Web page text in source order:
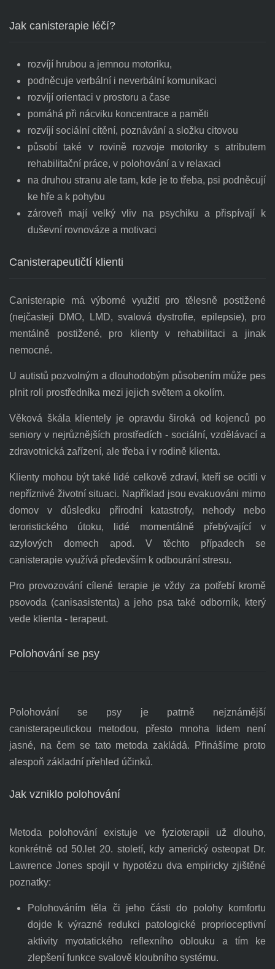
Jak canisterapie léčí?
rozvíjí hrubou a jemnou motoriku,
podněcuje verbální i neverbální komunikaci
rozvíjí orientaci v prostoru a čase
pomáhá při nácviku koncentrace a paměti
rozvíjí sociální cítění, poznávání a složku citovou
působí také v rovině rozvoje motoriky s atributem
rehabilitační práce, v polohování a v relaxaci
na druhou stranu ale tam, kde je to třeba, psi podněcují
ke hře a k pohybu
zároveň mají velký vliv na psychiku a přispívají k
duševní rovnováze a motivaci
Canisterapeutičtí klienti
Canisterapie má výborné využití pro tělesně postižené
(nejčasteji DMO, LMD, svalová dystrofie, epilepsie), pro
mentálně postižené, pro klienty v rehabilitaci a jinak
nemocné.
U autistů pozvolným a dlouhodobým působením může pes
plnit roli prostředníka mezi jejich světem a okolím.
Věková škála klientely je opravdu široká od kojenců po
seniory v nejrůznějších prostředích - sociální, vzdělávací a
zdravotnická zařízení, ale třeba i v rodině klienta.
Klienty mohou být také lidé celkově zdraví, kteří se ocitli v
nepříznivé životní situaci. Například jsou evakuováni mimo
domov v důsledku přírodní katastrofy, nehody nebo
teroristického útoku, lidé momentálně přebývající v
azylových domech apod. V těchto případech se
canisterapie využívá především k odbourání stresu.
Pro provozování cílené terapie je vždy za potřebí kromě
psovoda (canisasistenta) a jeho psa také odborník, který
vede klienta - terapeut.
Polohování se psy
Polohování se psy je patrně nejznámější
canisterapeutickou metodou, přesto mnoha lidem není
jasné, na čem se tato metoda zakládá. Přinášíme proto
alespoň základní přehled účinků.
Jak vzniklo polohování
Metoda polohování existuje ve fyzioterapii už dlouho,
konkrétně od 50.let 20. století, kdy americký osteopat Dr.
Lawrence Jones spojil v hypotézu dva empiricky zjištěné
poznatky:
Polohováním těla či jeho části do polohy komfortu
dojde k výrazné redukci patologické proprioceptivní
aktivity myotatického reflexního oblouku a tím ke
zlepšení funkce svalově kloubního systému.